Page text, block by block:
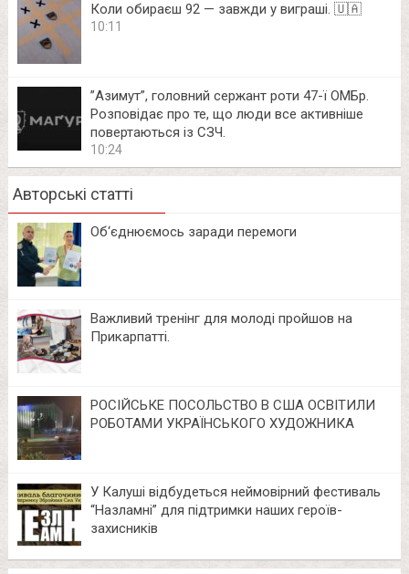
Коли обираєш 92 — завжди у виграші. 🇺🇦
10:11
⁨”Азимут”, головний сержант роти 47-ї ОМБр.
Розповідає про те, що люди все активніше
повертаються із СЗЧ.
10:24
Авторські статті
Об‘єднюємось заради перемоги
Важливий тренінг для молоді пройшов на
Прикарпатті.
РОСІЙСЬКЕ ПОСОЛЬСТВО В США ОСВІТИЛИ
РОБОТАМИ УКРАЇНСЬКОГО ХУДОЖНИКА
У Калуші відбудеться неймовірний фестиваль
“Назламні” для підтримки наших героїв-
захисників